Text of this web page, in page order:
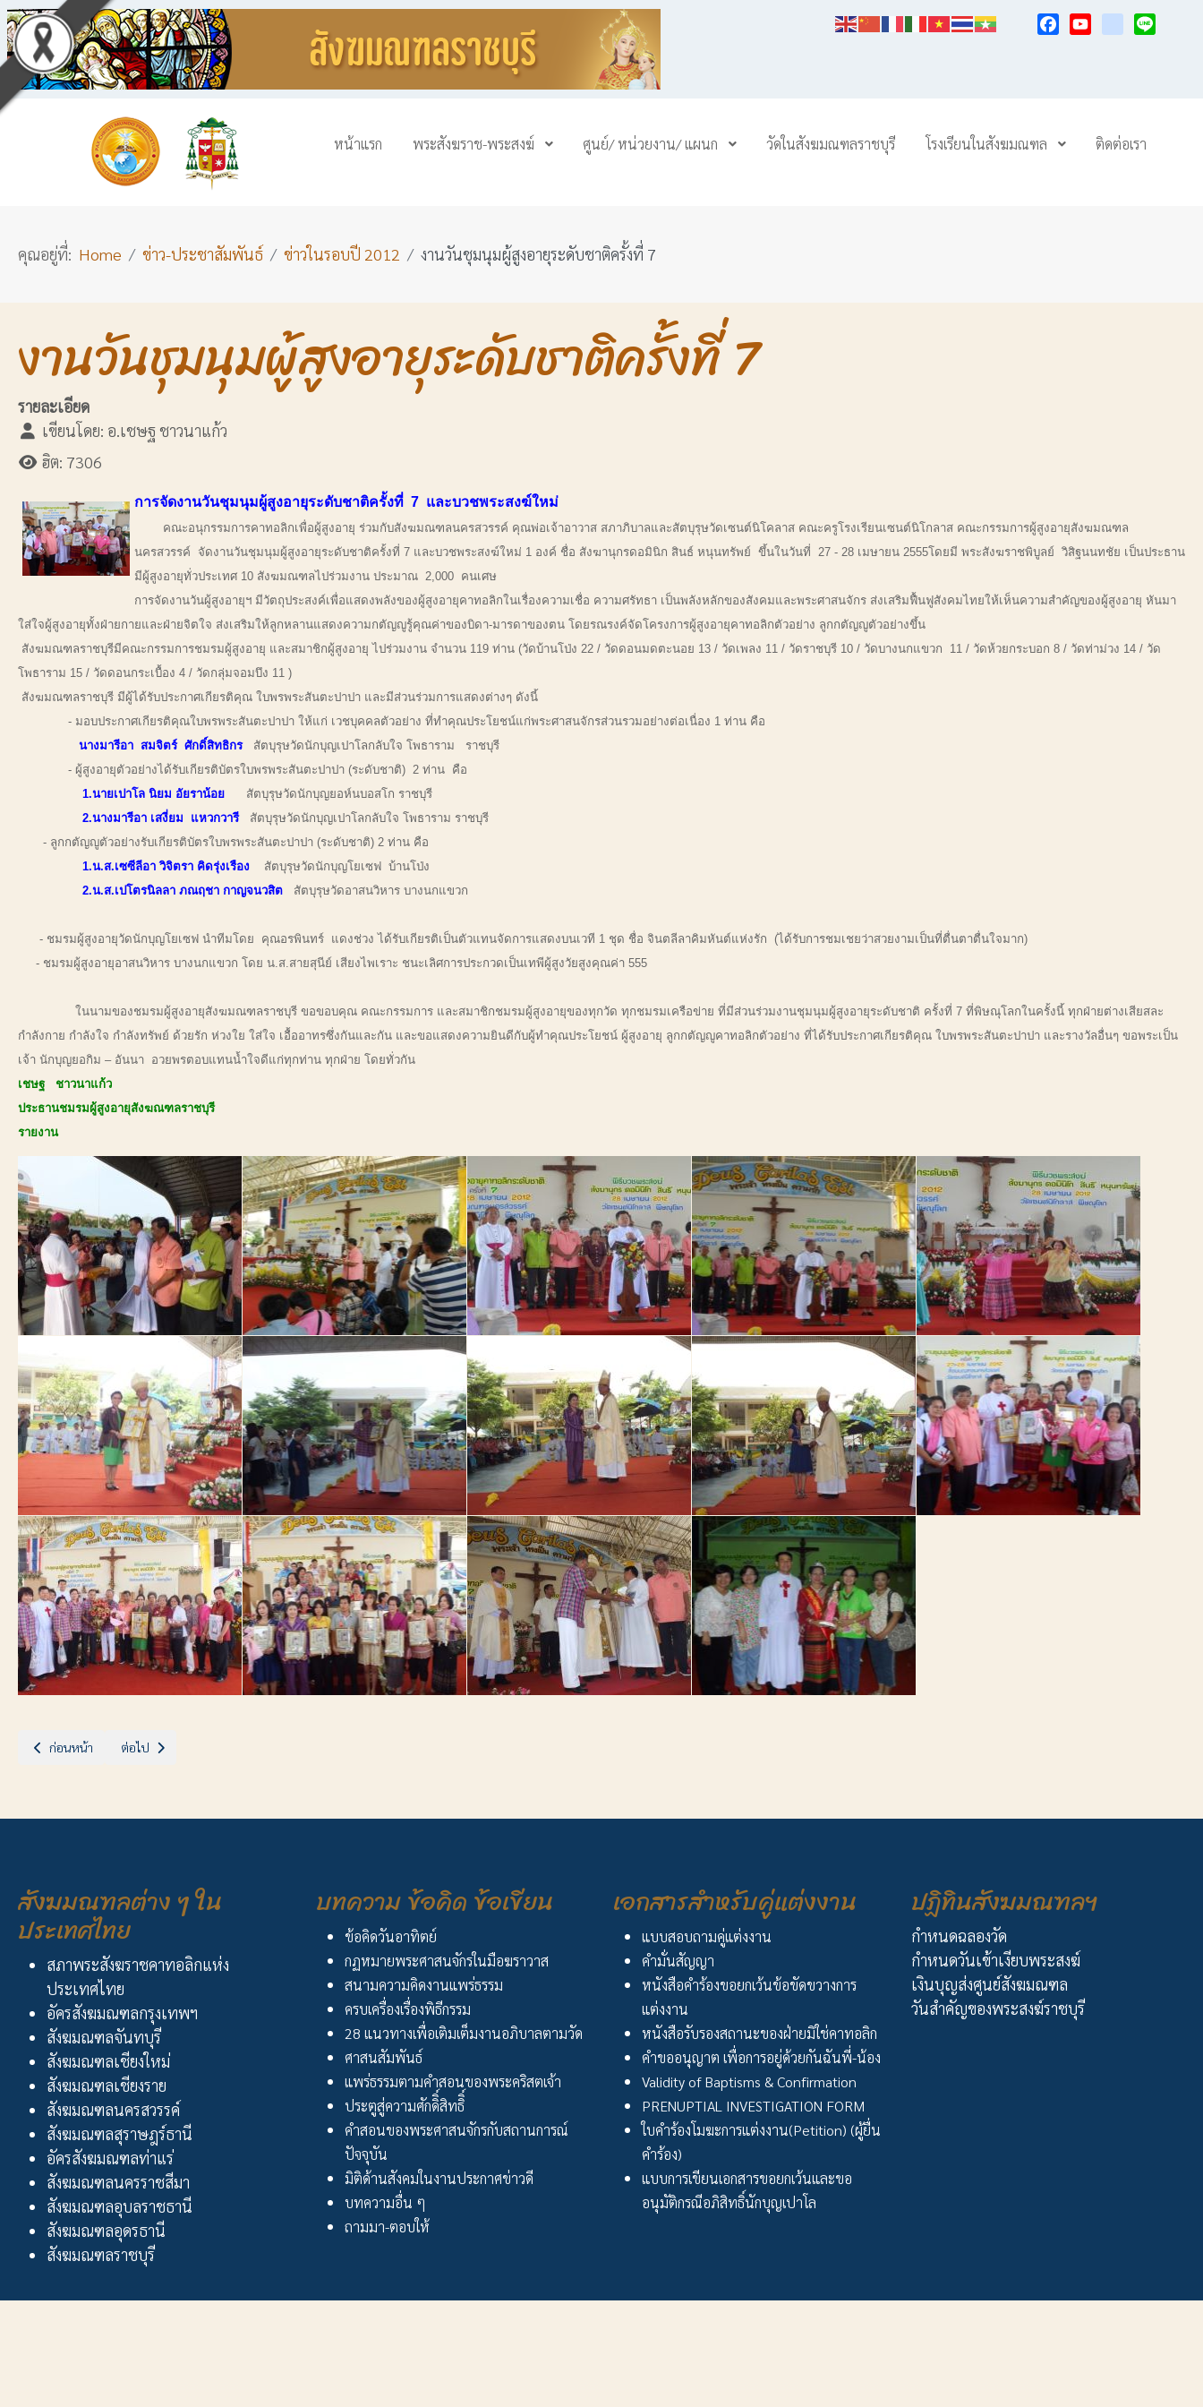
หน้าแรก พระสังฆราช-พระสงฆ์ ศูนย์/ หน่วยงาน/ แผนก วัดในสังฆมณฑลราชบุรี โรงเรียนในสังฆมณฑล ติดต่อเรา
คุณอยู่ที่: Home ข่าว-ประชาสัมพันธ์ ข่าวในรอบปี 2012 งานวันชุมนุมผู้สูงอายุระดับชาติครั้งที่ 7
งานวันชุมนุมผู้สูงอายุระดับชาติครั้งที่ 7
รายละเอียด
เขียนโดย: อ.เชษฐ ชาวนาแก้ว
ฮิต: 7306
การจัดงานวันชุมนุมผู้สูงอายุระดับชาติครั้งที่ 7 และบวชพระสงฆ์ใหม่
คณะอนุกรรมการคาทอลิกเพื่อผู้สูงอายุ ร่วมกับสังฆมณฑลนครสวรรค์ คุณพ่อเจ้าอาวาส สภาภิบาลและสัตบุรุษวัดเซนต์นิโคลาส คณะครูโรงเรียนเซนต์นิโกลาส คณะกรรมการผู้สูงอายุสังฆมณฑล
นครสวรรค์ จัดงานวันชุมนุมผู้สูงอายุระดับชาติครั้งที่ 7 และบวชพระสงฆ์ใหม่ 1 องค์ ชื่อ สังฆานุกรดอมินิก สินธ์ หนุนทรัพย์ ขึ้นในวันที่ 27 - 28 เมษายน 2555โดยมี พระสังฆราชพิบูลย์ วิสิฐนนทชัย เป็นประธาน
มีผู้สูงอายุทั่วประเทศ 10 สังฆมณฑลไปร่วมงาน ประมาณ 2,000 คนเศษ
การจัดงานวันผู้สูงอายุฯ มีวัตถุประสงค์เพื่อแสดงพลังของผู้สูงอายุคาทอลิกในเรื่องความเชื่อ ความศรัทธา เป็นพลังหลักของสังคมและพระศาสนจักร ส่งเสริมฟื้นฟูสังคมไทยให้เห็นความสำคัญของผู้สูงอายุ หันมา
ใส่ใจผู้สูงอายุทั้งฝ่ายกายและฝ่ายจิตใจ ส่งเสริมให้ลูกหลานแสดงความกตัญญูรู้คุณค่าของบิดา-มารดาของตน โดยรณรงค์จัดโครงการผู้สูงอายุคาทอลิกตัวอย่าง ลูกกตัญญูตัวอย่างขึ้น
สังฆมณฑลราชบุรีมีคณะกรรมการชมรมผู้สูงอายุ และสมาชิกผู้สูงอายุ ไปร่วมงาน จำนวน 119 ท่าน (วัดบ้านโป่ง 22 / วัดดอนมดตะนอย 13 / วัดเพลง 11 / วัดราชบุรี 10 / วัดบางนกแขวก 11 / วัดห้วยกระบอก 8 / วัดท่าม่วง 14 / วัด
โพธาราม 15 / วัดดอนกระเบื้อง 4 / วัดกลุ่มจอมบึง 11 )
สังฆมณฑลราชบุรี มีผู้ได้รับประกาศเกียรติคุณ ใบพรพระสันตะปาปา และมีส่วนร่วมการแสดงต่างๆ ดังนี้
- มอบประกาศเกียรติคุณใบพรพระสันตะปาปา ให้แก่ เวชบุคคลตัวอย่าง ที่ทำคุณประโยชน์แก่พระศาสนจักรส่วนรวมอย่างต่อเนื่อง 1 ท่าน คือ
นางมารีอา สมจิตร์ ศักดิ์สิทธิกรสัตบุรุษวัดนักบุญเปาโลกลับใจ โพธาราม ราชบุรี
- ผู้สูงอายุตัวอย่างได้รับเกียรติบัตรใบพรพระสันตะปาปา (ระดับชาติ) 2 ท่าน คือ
1.นายเปาโล นิยม อัยราน้อย สัตบุรุษวัดนักบุญยอห์นบอสโก ราชบุรี
2.นางมารีอา เสงี่ยม แหวกวารี สัตบุรุษวัดนักบุญเปาโลกลับใจ โพธาราม ราชบุรี
- ลูกกตัญญูตัวอย่างรับเกียรติบัตรใบพรพระสันตะปาปา (ระดับชาติ) 2 ท่าน คือ
1.น.ส.เซซีลีอา วิจิตรา คิดรุ่งเรือง สัตบุรุษวัดนักบุญโยเซฟ บ้านโป่ง
2.น.ส.เปโตรนิลลา ภณฤชา กาญจนวสิต สัตบุรุษวัดอาสนวิหาร บางนกแขวก
- ชมรมผู้สูงอายุวัดนักบุญโยเซฟ นำทีมโดย คุณอรพินทร์ แดงช่วง ได้รับเกียรติเป็นตัวแทนจัดการแสดงบนเวที 1 ชุด ชื่อ จินตลีลาคิมหันต์แห่งรัก (ได้รับการชมเชยว่าสวยงามเป็นที่ตื่นตาตื่นใจมาก)
- ชมรมผู้สูงอายุอาสนวิหาร บางนกแขวก โดย น.ส.สายสุนีย์ เสียงไพเราะ ชนะเลิศการประกวดเป็นเทพีผู้สูงวัยสูงคุณค่า 555
ในนามของชมรมผู้สูงอายุสังฆมณฑลราชบุรี ขอขอบคุณ คณะกรรมการ และสมาชิกชมรมผู้สูงอายุของทุกวัด ทุกชมรมเครือข่าย ที่มีส่วนร่วมงานชุมนุมผู้สูงอายุระดับชาติ ครั้งที่ 7 ที่พิษณุโลกในครั้งนี้ ทุกฝ่ายต่างเสียสละ
กำลังกาย กำลังใจ กำลังทรัพย์ ด้วยรัก ห่วงใย ใส่ใจ เอื้ออาทรซึ่งกันและกัน และขอแสดงความยินดีกับผู้ทำคุณประโยชน์ ผู้สูงอายุ ลูกกตัญญูคาทอลิกตัวอย่าง ที่ได้รับประกาศเกียรติคุณ ใบพรพระสันตะปาปา และรางวัลอื่นๆ ขอพระเป็น
เจ้า นักบุญยอกิม – อันนา อวยพรตอบแทนน้ำใจดีแก่ทุกท่าน ทุกฝ่าย โดยทั่วกัน
เชษฐ ชาวนาแก้ว
ประธานชมรมผู้สูงอายุสังฆณฑลราชบุรี
รายงาน
เนื้อหาก่อนหน้า: เชิญคณะกรรมการผู้สูงอายุฯประชุม ครั้งที่ 3
ก่อนหน้า เนื้อหาถัดไป: วจนพิธีกรรมขอพรพระเจ้าเปิดปีการศึกษา
ต่อไป
สังฆมณฑลต่าง ๆ ใน
ประเทศไทย
สภาพระสังฆราชคาทอลิกแห่ง
ประเทศไทย
อัครสังฆมณฑลกรุงเทพฯ
สังฆมณฑลจันทบุรี
สังฆมณฑลเชียงใหม่
สังฆมณฑลเชียงราย
สังฆมณฑลนครสวรรค์
สังฆมณฑลสุราษฎร์ธานี
อัครสังฆมณฑลท่าแร่
สังฆมณฑลนครราชสีมา
สังฆมณฑลอุบลราชธานี
สังฆมณฑลอุดรธานี
สังฆมณฑลราชบุรี
บทความ ข้อคิด ข้อเขียน
ข้อคิดวันอาทิตย์
กฏหมายพระศาสนจักรในมือฆราวาส
สนามความคิดงานแพร่ธรรม
ครบเครื่องเรื่องพิธีกรรม
28 แนวทางเพื่อเติมเต็มงานอภิบาลตามวัด
ศาสนสัมพันธ์
แพร่ธรรมตามคำสอนของพระคริสตเจ้า
ประตูสู่ความศักดิิ์สิทธิิ์
คำสอนของพระศาสนจักรกับสถานการณ์
ปัจจุบัน
มิติด้านสังคมในงานประกาศข่าวดี
บทความอื่น ๆ
ถามมา-ตอบให้
เอกสารสำหรับคู่แต่งงาน
แบบสอบถามคู่แต่งงาน
คำมั่นสัญญา
หนังสือคำร้องขอยกเว้นข้อขัดขวางการ
แต่งงาน
หนังสือรับรองสถานะของฝ่ายมิใช่คาทอลิก
คำขออนุญาต เพื่อการอยู่ด้วยกันฉันพี่-น้อง
Validity of Baptisms & Confirmation
PRENUPTIAL INVESTIGATION FORM
ใบคำร้องโมฆะการแต่งงาน(Petition) (ผู้ยื่น
คำร้อง)
แบบการเขียนเอกสารขอยกเว้นและขอ
อนุมัติกรณีอภิสิทธิ์นักบุญเปาโล
ปฏิทินสังฆมณฑลฯ
กำหนดฉลองวัด
กำหนดวันเข้าเงียบพระสงฆ์
เงินบุญส่งศูนย์สังฆมณฑล
วันสำคัญของพระสงฆ์ราชบุรี